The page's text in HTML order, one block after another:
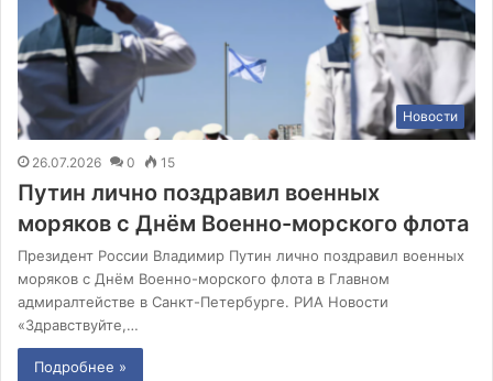
Новости
26.07.2026 0 15
Путин лично поздравил военных
моряков с Днём Военно-морского флота
Президент России Владимир Путин лично поздравил военных
моряков с Днём Военно-морского флота в Главном
адмиралтействе в Санкт-Петербурге. РИА Новости
«Здравствуйте,…
Подробнее »